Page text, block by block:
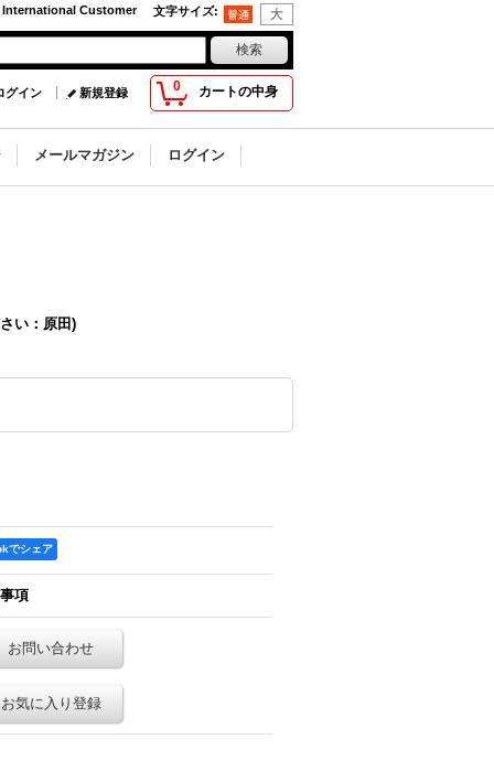
文字サイズ:
International Customer
0 カートの中身
グイン 新規登録
メールマガジン ログイン
い：原田)
でシェア
項
お問い合わせ
お気に入り登録